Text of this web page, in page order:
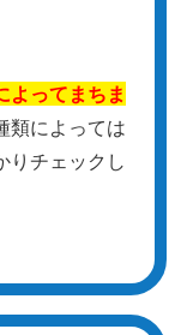
よってまちま
類によっては
りチェックし